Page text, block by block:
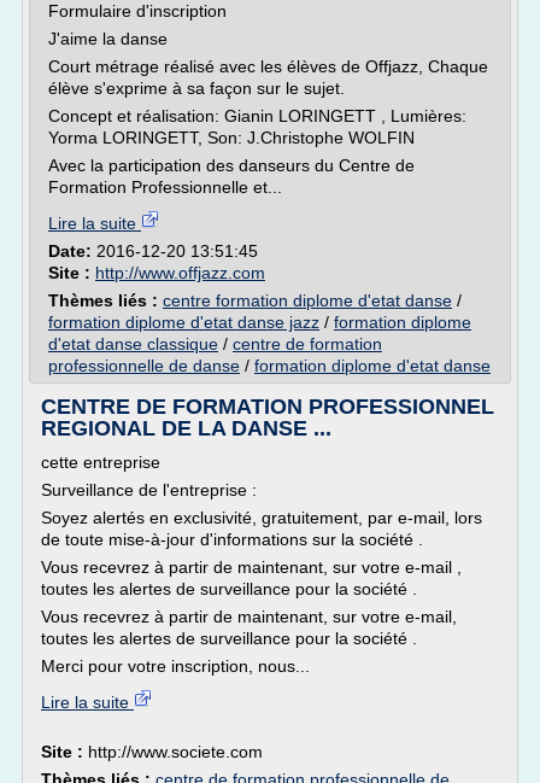
Formulaire d'inscription
J'aime la danse
Court métrage réalisé avec les élèves de Offjazz, Chaque
élève s'exprime à sa façon sur le sujet.
Concept et réalisation: Gianin LORINGETT , Lumières:
Yorma LORINGETT, Son: J.Christophe WOLFIN
Avec la participation des danseurs du Centre de
Formation Professionnelle et...
Lire la suite
Date: 2016-12-20 13:51:45
Site : http://www.offjazz.com
Thèmes liés : centre formation diplome d'etat danse /
formation diplome d'etat danse jazz / formation diplome
d'etat danse classique / centre de formation
professionnelle de danse / formation diplome d'etat danse
CENTRE DE FORMATION PROFESSIONNEL
REGIONAL DE LA DANSE ...
cette entreprise
Surveillance de l'entreprise :
Soyez alertés en exclusivité, gratuitement, par e-mail, lors
de toute mise-à-jour d'informations sur la société .
Vous recevrez à partir de maintenant, sur votre e-mail ,
toutes les alertes de surveillance pour la société .
Vous recevrez à partir de maintenant, sur votre e-mail,
toutes les alertes de surveillance pour la société .
Merci pour votre inscription, nous...
Lire la suite
Site : http://www.societe.com